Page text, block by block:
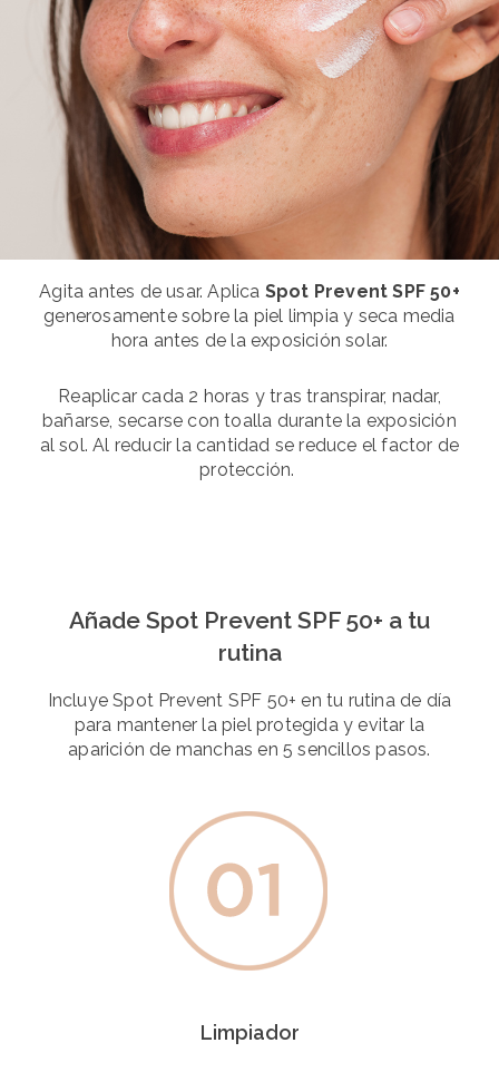
Agita antes de usar. Aplica Spot Prevent SPF 50+
generosamente sobre la piel limpia y seca media
hora antes de la exposición solar.
Reaplicar cada 2 horas y tras transpirar, nadar,
bañarse, secarse con toalla durante la exposición
al sol. Al reducir la cantidad se reduce el factor de
protección.
Añade Spot Prevent SPF 50+ a tu
rutina
Incluye Spot Prevent SPF 50+ en tu rutina de día
para mantener la piel protegida y evitar la
aparición de manchas en 5 sencillos pasos.
Limpiador